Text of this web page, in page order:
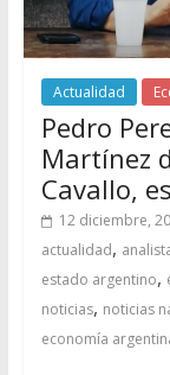
Actualidad
Pedro
Martínez
Cavallo,
12 diciembre,
actualidad,
estado argentino,
noticias, noticias
economía